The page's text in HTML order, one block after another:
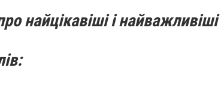
найцікавіші і найважливіші